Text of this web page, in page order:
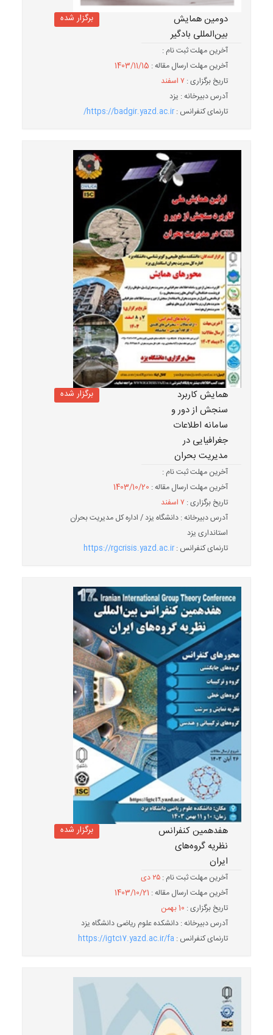
دومین همایش
بین‌المللی بادگیر
برگزار شده
آخرین مهلت ثبت نام :
آخرین مهلت ارسال مقاله : 1403/11/15
تاریخ برگزاری :۷ اسفند
آدرس دبیرخانه : یزد
تارنمای کنفرانس :https://badgir.yazd.ac.ir/
همایش کاربرد
سنجش از دور و
سامانه اطلاعات
جغرافیایی در
مدیریت بحران
برگزار شده
آخرین مهلت ثبت نام :
آخرین مهلت ارسال مقاله : 1403/10/20
تاریخ برگزاری :۷ اسفند
آدرس دبیرخانه : دانشگاه یزد / اداره کل مدیریت بحران
استانداری یزد
تارنمای کنفرانس :https://rgcrisis.yazd.ac.ir
هفدهمین کنفرانس
نظریه گروه‌های
ایران
برگزار شده
آخرین مهلت ثبت نام :۲۵ دی‌
آخرین مهلت ارسال مقاله : 1403/10/21
تاریخ برگزاری : 10 بهمن
آدرس دبیرخانه : دانشکده علوم ریاضی دانشگاه یزد
تارنمای کنفرانس : https://igtc17.yazd.ac.ir/fa